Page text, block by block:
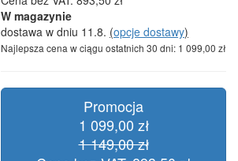
W magazynie
dostawa w dniu 11.8. (opcje dostawy)
Najlepsza cena w ciągu ostatnich 30 dni: 1 099,00 zł
Promocja
1 099,00 zł
1 149,00 zł